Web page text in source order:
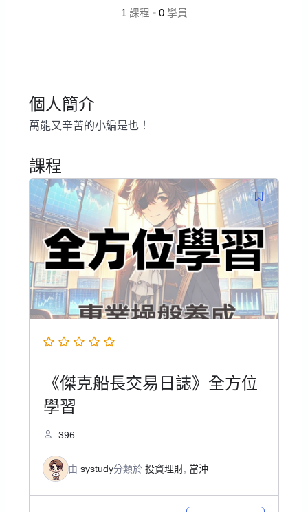
1課程 • 0學員
個人簡介
萬能又辛苦的小編是也！
課程
《傑克船長交易日誌》全方位
學習
396
由 systudy分類於 投資理財, 當沖